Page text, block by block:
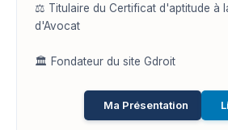
⚖️ Titulaire du Certificat d'aptitude à
d'Avocat
🏛️ Fondateur du site Gdroit
Ma Présentation